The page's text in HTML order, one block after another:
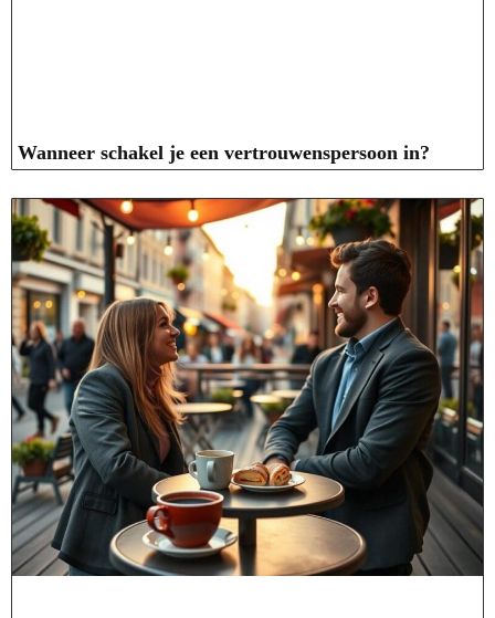
Wanneer schakel je een vertrouwenspersoon in?